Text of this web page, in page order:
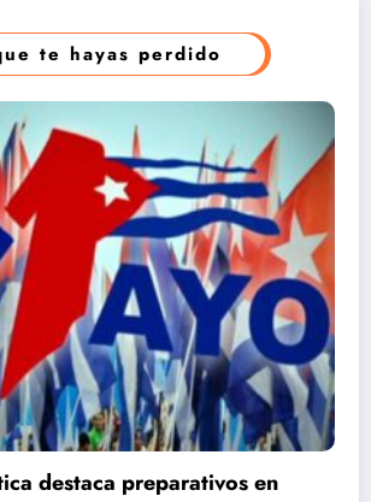
te hayas perdido
en Villa Clara: La Patria se